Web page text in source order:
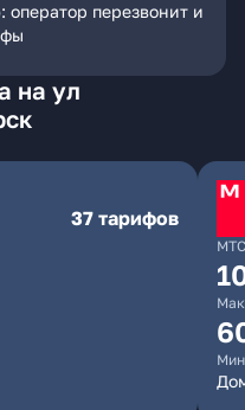
оператор перезвонит и
на ул
37 тарифов
МТС